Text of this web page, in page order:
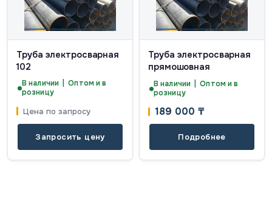
Труба электросварная
102
В наличии | Оптом и в
розницу
Цена по запросу
Запросить цену
Труба электросварная
прямошовная
В наличии | Оптом и в
розницу
189 000 ₸
Подробнее